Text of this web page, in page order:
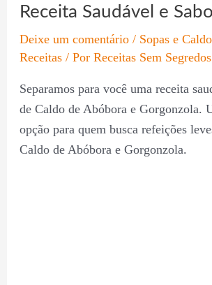
Receita Saudável e
Deixe um comentário / Sopas e
Receitas/ Por Receitas Sem Segredos
Separamos para você uma receita
de Caldo de Abóbora e Gorgonzola.
opção para quem busca refeições
Caldo de Abóbora e Gorgonzola.